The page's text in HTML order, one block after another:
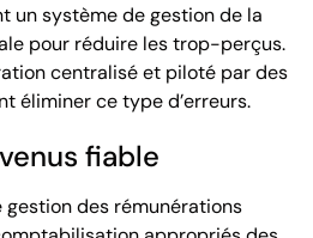
un système de gestion de la
pour réduire les trop-perçus.
centralisé et piloté par des
éliminer ce type d’erreurs.
fiable
gestion des rémunérations